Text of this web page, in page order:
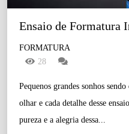
Ensaio de Formatura
FORMATURA
28
Pequenos grandes sonhos
olhar e cada detalhe desse
pureza e a alegria dessa...